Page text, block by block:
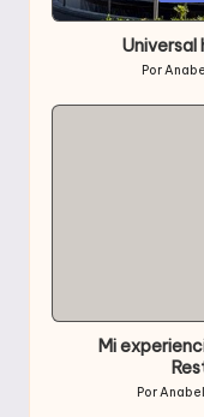
en
Universal
Publicado
por
Por
Mi
Publicado
Por